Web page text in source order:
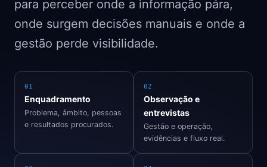
para perceber onde a informação pára,
onde surgem decisões manuais e onde a
gestão perde visibilidade.
01
Enquadramento
Problema, âmbito, pessoas
e resultados procurados.
02
Observação e
entrevistas
Gestão e operação,
evidências e fluxo real.